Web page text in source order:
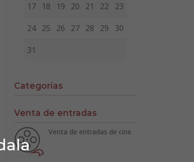
17 18 19 20 21 22 23
24 25 26 27 28 29 30
31
Categorías
Venta de entradas
Venta de entradas de cine